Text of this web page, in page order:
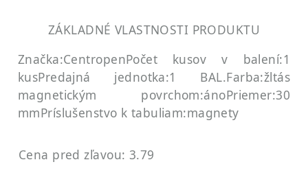
ZÁKLADNÉ VLASTNOSTI PRODUKTU
Značka:CentropenPočet kusov v balení:1
kusPredajná jednotka:1 BAL.Farba:žltás
magnetickým povrchom:ánoPriemer:30
mmPríslušenstvo k tabuliam:magnety
Cena pred zľavou: 3.79